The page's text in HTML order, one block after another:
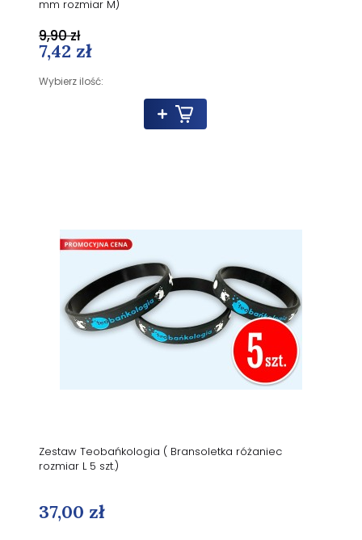
mm rozmiar M)
7,42 zł
Wybierz ilość:
9,90 zł
Zestaw Teobańkologia ( Bransoletka różaniec
rozmiar L 5 szt.)
37,00 zł